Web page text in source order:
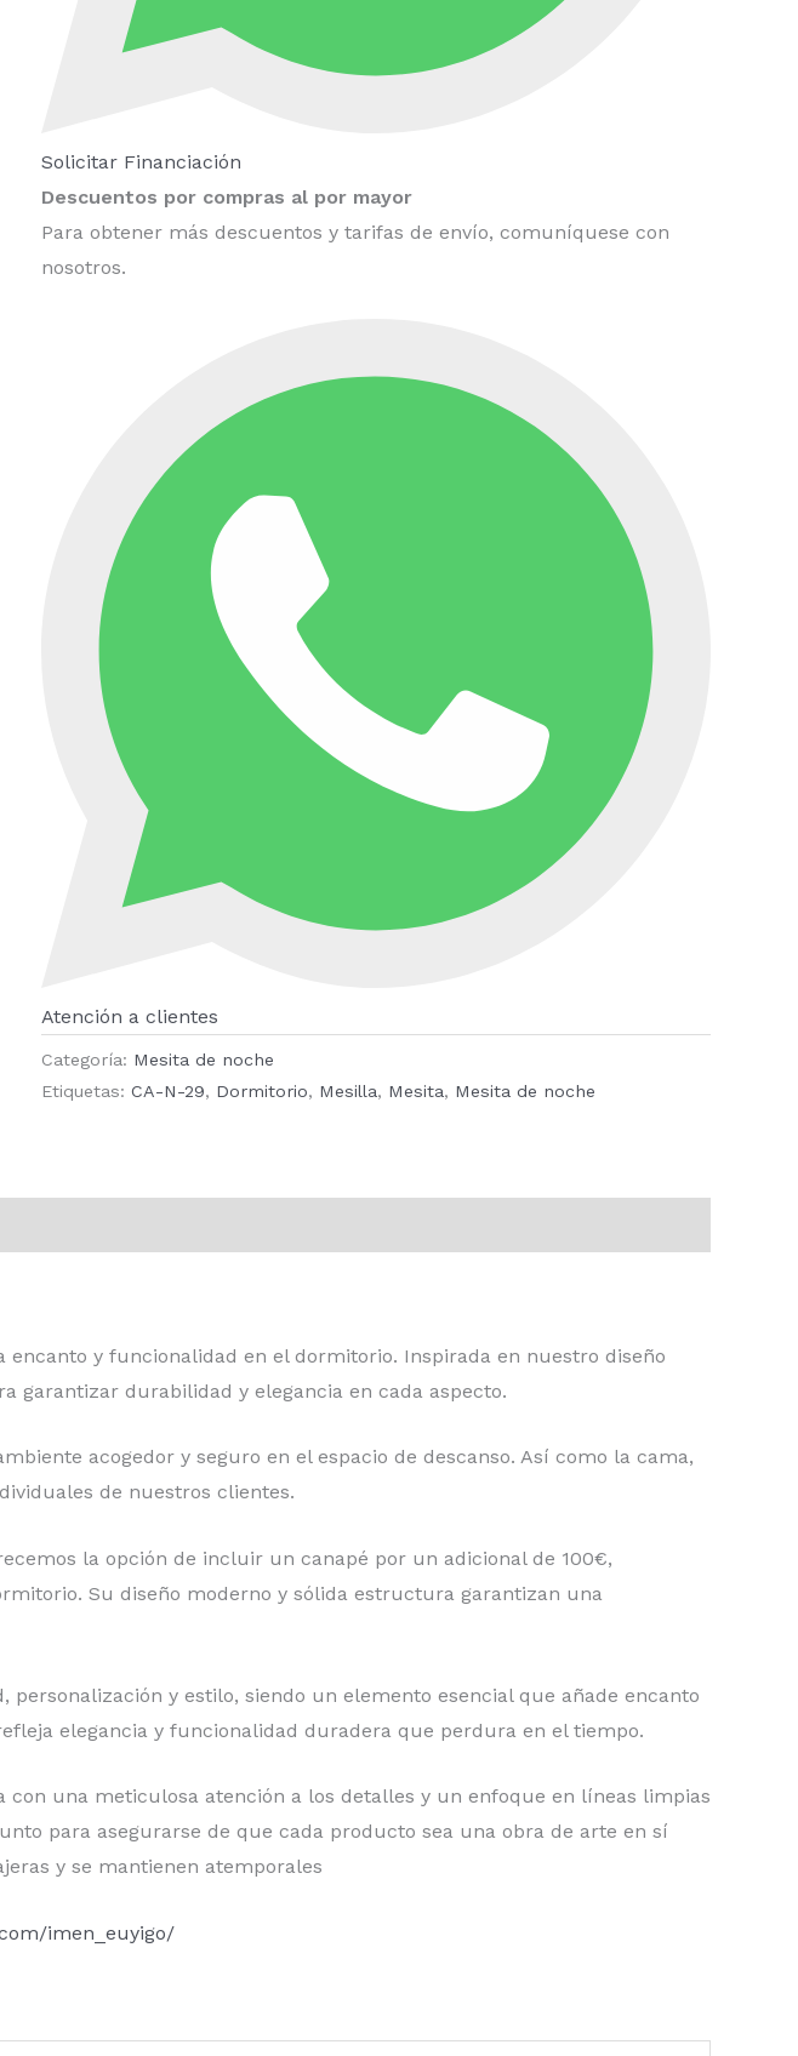
Solicitar Financiación
Descuentos por compras al por mayor
Para obtener más descuentos y tarifas de envío, comuníquese con
nosotros.
Atención a clientes
Categoría: Mesita de noche
Etiquetas: CA-N-29, Dormitorio, Mesilla, Mesita, Mesita de noche
y funcionalidad en el dormitorio. Inspirada en nuestro diseño
garantizar durabilidad y elegancia en cada aspecto.
acogedor y seguro en el espacio de descanso. Así como la cama,
de nuestros clientes.
la opción de incluir un canapé por un adicional de 100€,
Su diseño moderno y sólida estructura garantizan una
y estilo, siendo un elemento esencial que añade encanto
elegancia y funcionalidad duradera que perdura en el tiempo.
una meticulosa atención a los detalles y un enfoque en líneas limpias
para asegurarse de que cada producto sea una obra de arte en sí
y se mantienen atemporales
imen_euyigo/